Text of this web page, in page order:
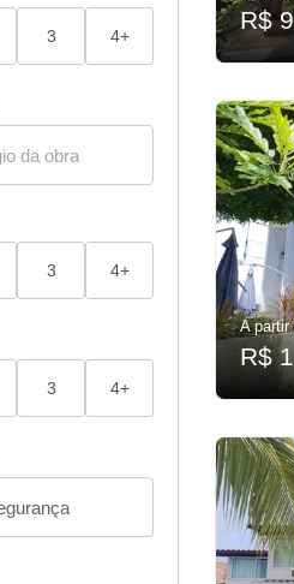
3 4+
3 4+
3 4+
R$
A partir
R$